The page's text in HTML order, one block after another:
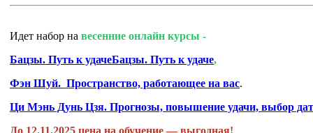
Идет набор на весенние онлайн курсы -
Бацзы. Путь к удачеБацзы. Путь к удаче,
Фэн Шуй. Пространство, работающее на вас.
Ци Мэнь Дунь Цзя. Прогнозы, повышение удачи, выбор
До 12.11.2025 цена на обучение — выгодная!